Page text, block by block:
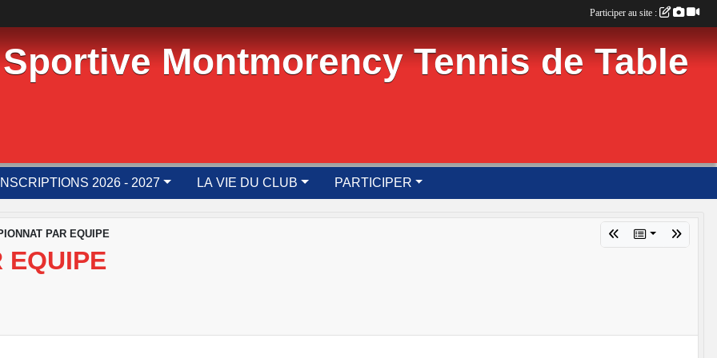
Montmorency Tennis de Table
INSCRIPTIONS 2026 - 2027 LA VIE DU CLUB PARTICIPER
PAR EQUIPE
EQUIPE
Participer au site :